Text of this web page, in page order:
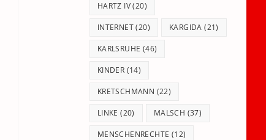
HARTZ IV(20)
INTERNET(20) KARGIDA (21)
KARLSRUHE (46)
KINDER (14)
KRETSCHMANN (22)
LINKE (20) MALSCH (37)
MENSCHENRECHTE (12)